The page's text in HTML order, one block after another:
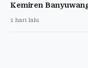
Kemiren
1 hari lalu